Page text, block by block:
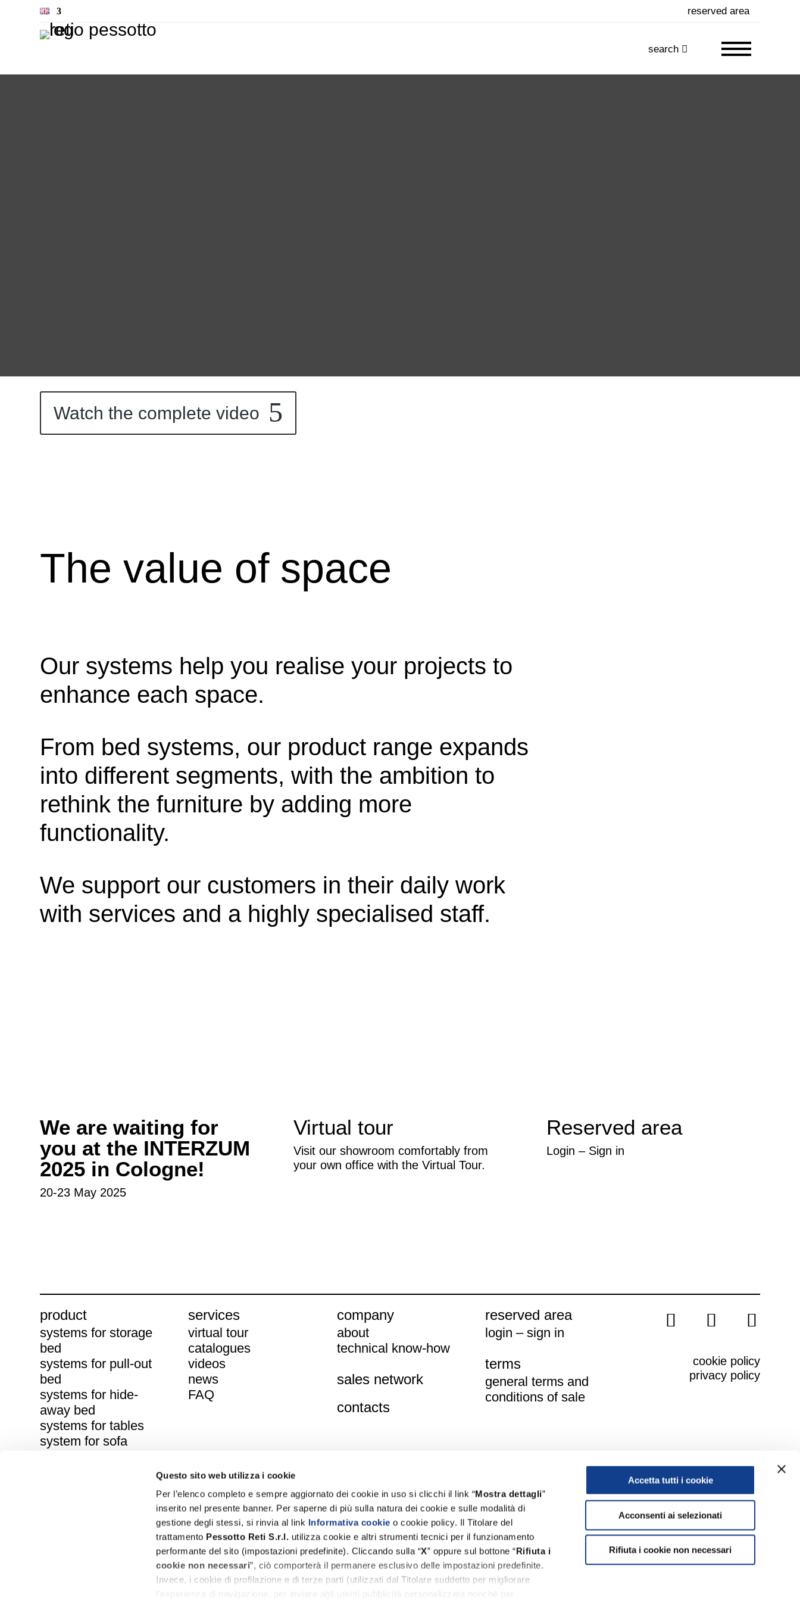
Questo sito web utilizza i cookie
Per l’elenco completo e sempre aggiornato dei cookie in uso si clicchi il link “Mostra dettagli”
inserito nel presente banner. Per saperne di più sulla natura dei cookie e sulle modalità di
gestione degli stessi, si rinvia al link Informativa cookie o cookie policy. Il Titolare del
trattamento Pessotto Reti S.r.l. utilizza cookie e altri strumenti tecnici per il funzionamento
performante del sito (impostazioni predefinite). Cliccando sulla “X” oppure sul bottone “Rifiuta i
cookie non necessari”, ciò comporterà il permanere esclusivo delle impostazioni predefinite.
Invece, i cookie di profilazione e di terze parti (utilizzati dal Titolare suddetto per migliorare
l’esperienza di navigazione, per inviare agli utenti pubblicità personalizzata nonché per
Accetta tutti i cookie
Acconsenti ai selezionati
Rifiuta i cookie non necessari
reserved area
search
Watch the complete video
The value of space
Our systems help you realise your projects to
enhance each space.
From bed systems, our product range expands
into different segments, with the ambition to
rethink the furniture by adding more
functionality.
We support our customers in their daily work
with services and a highly specialised staff.
We are waiting for
you at the INTERZUM
2025 in Cologne!
20-23 May 2025
Virtual tour
Visit our showroom comfortably from
your own office with the Virtual Tour.
Reserved area
Login – Sign in
product
systems for storage
bed
systems for pull-out
bed
systems for hide-
away bed
systems for tables
system for sofa
services
virtual tour
catalogues
videos
news
FAQ
company
about
technical know-how
sales network
contacts
reserved area
login – sign in
terms
general terms and
conditions of sale
cookie policy
privacy policy
Pessotto Reti Srl – Unipersonal Company
Delle Industrie street, 36 – 31018 – Albina di Gaiarine (TV)
info@pessottoreti.com– ph. +39.0434.758734– fax. +39.0434.758533
amministrazione2@pec.pessottoreti.com